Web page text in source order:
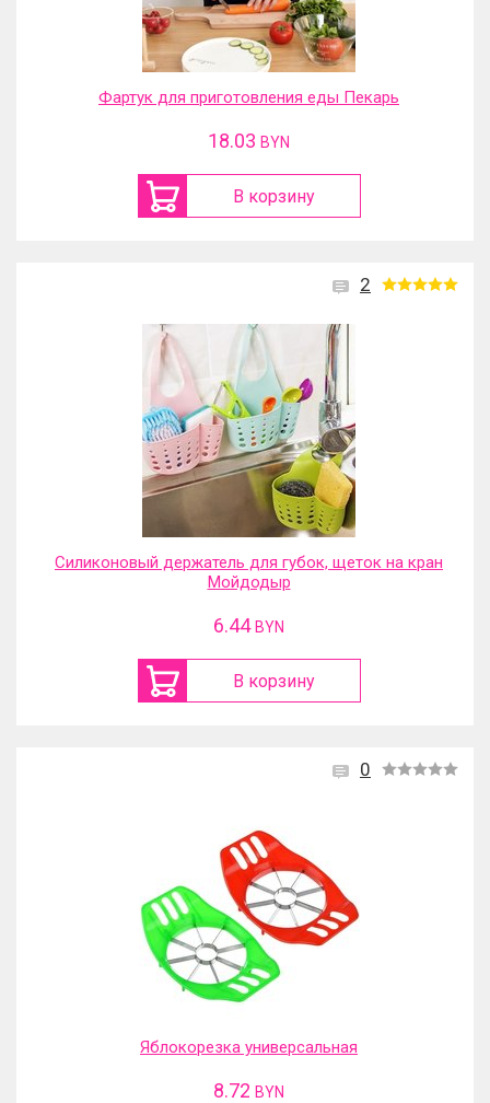
Фартук для приготовления еды Пекарь
18.03 BYN
В корзину
2
Силиконовый держатель для губок, щеток на кран
Мойдодыр
6.44 BYN
В корзину
0
Яблокорезка универсальная
8.72 BYN